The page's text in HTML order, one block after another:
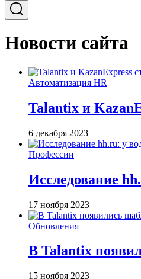
Новости сайта
Автоматизация HR
Talantix и
6 декабря 2023
Профессии
Исследование
17 ноября 2023
Обновления
В Talantix
15 ноября 2023